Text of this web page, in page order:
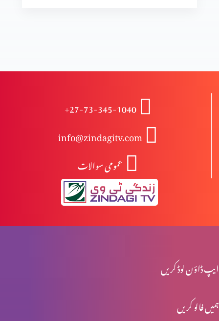
انبیاء و بزرگ – حزقی ایل (حصہ 2)
انبیا ءو بزرگ – حزقی ایل
انبیا ءو بزرگ – یرمیاہ (حصہ 2)
+27-73-345-1040
info@zindagitv.com
عمومی سوالات
ایپ ڈاؤن لوڈ کریں
ہمیں فالو کریں